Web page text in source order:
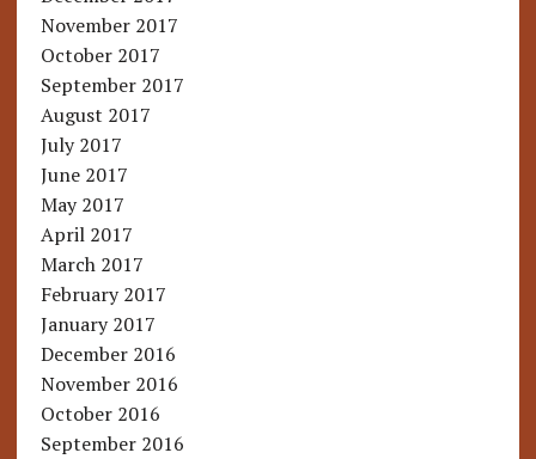
November 2017
October 2017
September 2017
August 2017
July 2017
June 2017
May 2017
April 2017
March 2017
February 2017
January 2017
December 2016
November 2016
October 2016
September 2016